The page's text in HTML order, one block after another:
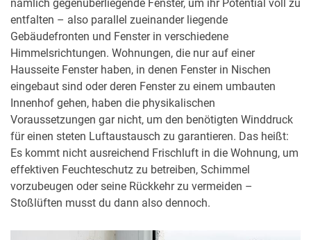
nämlich gegenüberliegende Fenster, um ihr Potential voll zu
entfalten – also parallel zueinander liegende
Gebäudefronten und Fenster in verschiedene
Himmelsrichtungen. Wohnungen, die nur auf einer
Hausseite Fenster haben, in denen Fenster in Nischen
eingebaut sind oder deren Fenster zu einem umbauten
Innenhof gehen, haben die physikalischen
Voraussetzungen gar nicht, um den benötigten Winddruck
für einen steten Luftaustausch zu garantieren. Das heißt:
Es kommt nicht ausreichend Frischluft in die Wohnung, um
effektiven Feuchteschutz zu betreiben, Schimmel
vorzubeugen oder seine Rückkehr zu vermeiden –
Stoßlüften musst du dann also dennoch.